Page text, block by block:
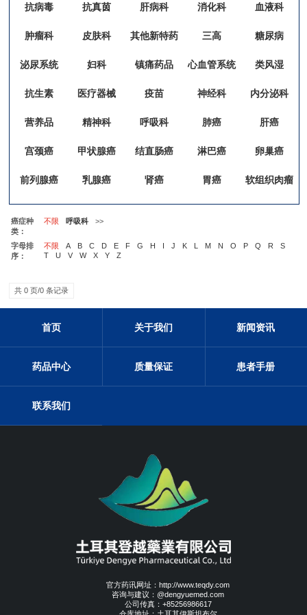
抗病毒 抗真茵 肝病科 消化科 血液科
肿瘤科 皮肤科 其他新特药 三高 糖尿病
泌尿系统 妇科 镇痛药品 心血管系统 类风湿
抗生素 医疗器械 疫苗 神经科 内分泌科
营养品 精神科 呼吸科 肺癌 肝癌
宫颈癌 甲状腺癌 结直肠癌 淋巴癌 卵巢癌
前列腺癌 乳腺癌 肾癌 胃癌 软组织肉瘤
癌症种
类：
不限 呼吸科 >>
字母排
序：
不限 A B C D E F G H I J K L M N O P Q R
S
T
U V W X Y Z
共 0 页/0 条记录
首页 关于我们 新闻资讯
药品中心 质量保证 患者手册
联系我们
官方药讯网址：http://www.teqdy.com
咨询与建议：@dengyuemed.com
公司传真：+85256986617